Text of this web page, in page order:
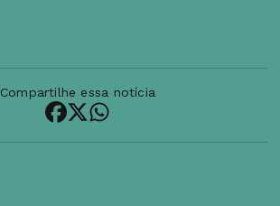
Compartilhe essa notícia